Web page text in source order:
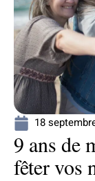
18
9 ans de
fêter vos